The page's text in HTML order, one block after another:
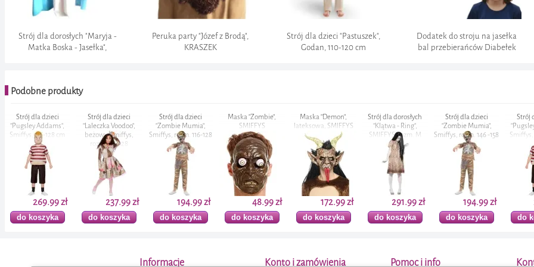
Strój dla dorosłych "Maryja -
Matka Boska - Jasełka",
Peruka party "Józef z Brodą",
KRASZEK
Strój dla dzieci "Pastuszek",
Godan, 110-120 cm
Dodatek do stroju na jasełka
bal przebierańców Diabełek
Podobne produkty
Strój dla dzieci
"Laleczka Voodoo",
beżowy, Smiffys,
rozm. 116-128
237.99 zł
do koszyka
Strój dla dzieci
"Zombie Mumia",
Smiffys, rozm. 116-128
cm
194.99 zł
do koszyka
Maska "Zombie",
SMIFFYS
48.99 zł
do koszyka
Maska "Demon",
lateksowa, SMIFFYS
172.99 zł
do koszyka
Strój dla dorosłych
"Klątwa - Ring",
SMIFFYS, rozm. M
291.99 zł
do koszyka
Strój dla dzieci
"Zombie Mumia",
Smiffys, rozm. 146 -158
cm
194.99 zł
do koszyka
Strój dla dzieci
"Pugsley Addams",
Smiffys, 130-140 cm
269.99 zł
do koszyka do
kasztanowy, SMIFFYS
Informacje Konto i zamówienia Pomoc i info